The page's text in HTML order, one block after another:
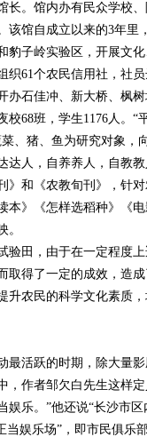
长。馆内办有民众学校
该馆自成立以来的3年
豹子岭实验区，开展文
61个农民信用社，社
石佳冲、新大桥、枫
校68班，学生1176人。
、猪、鱼为研究对象，
人，自养养人，自教
》和《农教旬刊》，针
本》《怎样选稻种》《
。
验田，由于在一定程度
取得了一定的成效，造
升农民的科学文化素质
最活跃的时期，除大量
，作者邹欠白先生这样
娱乐。”他还说“长沙市
当娱乐场”，即市民俱乐